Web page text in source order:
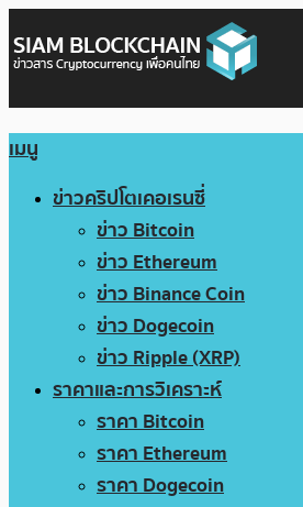
เมนู
ข่าวคริปโตเคอเรนซี่
ข่าว Bitcoin
ข่าว Ethereum
ข่าว Binance Coin
ข่าว Dogecoin
ข่าว Ripple (XRP)
ราคาและการวิเคราะห์
ราคา Bitcoin
ราคา Ethereum
ราคา Dogecoin